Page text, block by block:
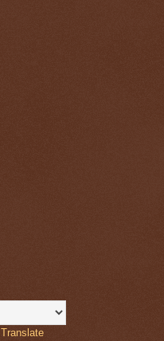
Translate